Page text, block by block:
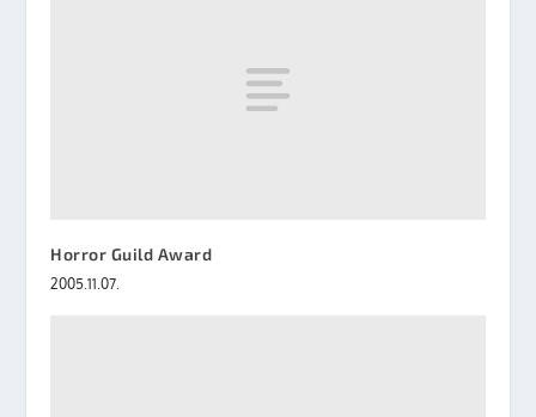
Horror Guild Award
2005.11.07.